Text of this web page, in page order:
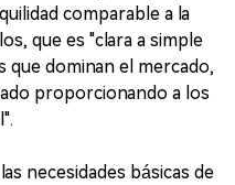
comparable a la
que es "clara a simple
que dominan el mercado,
proporcionando a los
necesidades básicas de